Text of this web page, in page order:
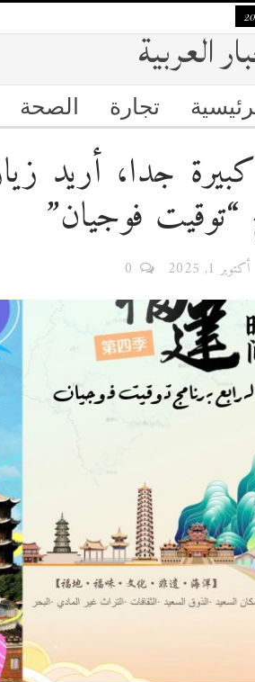
تجارة الصحة
جدا، أريد
“توقيت فوجيان”
أكتوبر 1, 2025